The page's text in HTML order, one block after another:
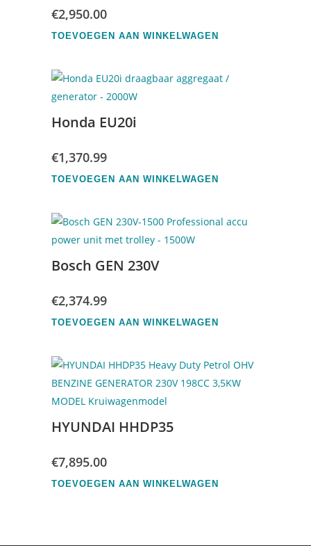
€2,950.00
TOEVOEGEN AAN WINKELWAGEN
Honda EU20i
€1,370.99
TOEVOEGEN AAN WINKELWAGEN
Bosch GEN 230V
€2,374.99
TOEVOEGEN AAN WINKELWAGEN
HYUNDAI HHDP35
€7,895.00
TOEVOEGEN AAN WINKELWAGEN